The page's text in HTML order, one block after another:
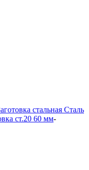
стальная Сталь
ст.20 60 мм-